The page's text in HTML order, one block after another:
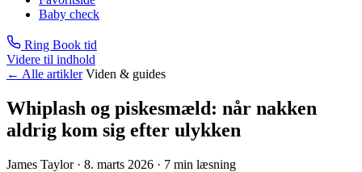
Baby check
Ring Book tid
Videre til indhold
← Alle artikler Viden & guides
Whiplash og piskesmæld: når nakken
aldrig kom sig efter ulykken
James Taylor · 8. marts 2026 · 7 min læsning